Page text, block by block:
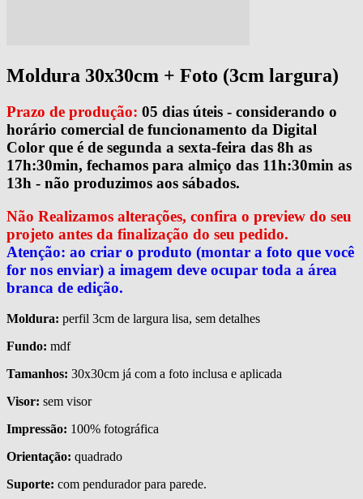
Moldura 30x30cm + Foto (3cm largura)
Prazo de produção: 05 dias úteis - considerando o
horário comercial de funcionamento da Digital
Color que é de segunda a sexta-feira das 8h as
17h:30min, fechamos para almiço das 11h:30min as
13h - não produzimos aos sábados.
Não Realizamos alterações, confira o preview do seu
projeto antes da finalização do seu pedido.
Atenção: ao criar o produto (montar a foto que você
for nos enviar) a imagem deve ocupar toda a área
branca de edição.
Moldura: perfil 3cm de largura lisa, sem detalhes
Fundo: mdf
Tamanhos: 30x30cm já com a foto inclusa e aplicada
Visor: sem visor
Impressão: 100% fotográfica
Orientação: quadrado
Suporte: com pendurador para parede.